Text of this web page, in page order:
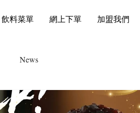
飲料菜單 網上下單 加盟我們
News